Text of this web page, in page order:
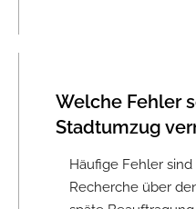
Welche Fehler
Stadtumzug
Häufige Fehler
Recherche über